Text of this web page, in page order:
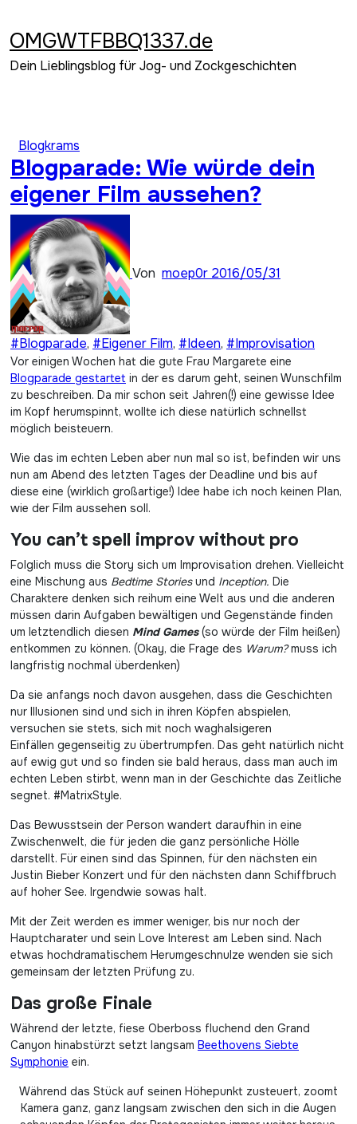
springen
OMGWTFBBQ1337.de
Dein Lieblingsblog für Jog- und Zockgeschichten
Blogkrams
Blogparade: Wie würde dein
eigener Film aussehen?
Von moep0r 2016/05/31
#Blogparade, #Eigener Film, #Ideen, #Improvisation
Vor einigen Wochen hat die gute Frau Margarete eine
Blogparade gestartet in der es darum geht, seinen Wunschfilm
zu beschreiben. Da mir schon seit Jahren(!) eine gewisse Idee
im Kopf herumspinnt, wollte ich diese natürlich schnellst
möglich beisteuern.
Wie das im echten Leben aber nun mal so ist, befinden wir uns
nun am Abend des letzten Tages der Deadline und bis auf
diese eine (wirklich großartige!) Idee habe ich noch keinen Plan,
wie der Film aussehen soll.
You can’t spell improv without pro
Folglich muss die Story sich um Improvisation drehen. Vielleicht
eine Mischung aus Bedtime Storiesund Inception. Die
Charaktere denken sich reihum eine Welt aus und die anderen
müssen darin Aufgaben bewältigen und Gegenstände finden
um letztendlich diesen Mind Games(so würde der Film heißen)
entkommen zu können. (Okay, die Frage des Warum?muss ich
langfristig nochmal überdenken)
Da sie anfangs noch davon ausgehen, dass die Geschichten
nur Illusionen sind und sich in ihren Köpfen abspielen,
versuchen sie stets, sich mit noch waghalsigeren
Einfällen gegenseitig zu übertrumpfen. Das geht natürlich nicht
auf ewig gut und so finden sie bald heraus, dass man auch im
echten Leben stirbt, wenn man in der Geschichte das Zeitliche
segnet. #MatrixStyle.
Das Bewusstsein der Person wandert daraufhin in eine
Zwischenwelt, die für jeden die ganz persönliche Hölle
darstellt. Für einen sind das Spinnen, für den nächsten ein
Justin Bieber Konzert und für den nächsten dann Schiffbruch
auf hoher See. Irgendwie sowas halt.
Mit der Zeit werden es immer weniger, bis nur noch der
Hauptcharater und sein Love Interest am Leben sind. Nach
etwas hochdramatischem Herumgeschnulze wenden sie sich
gemeinsam der letzten Prüfung zu.
Das große Finale
Während der letzte, fiese Oberboss fluchend den Grand
Canyon hinabstürzt setzt langsam Beethovens Siebte
Symphonie ein.
Während das Stück auf seinen Höhepunkt zusteuert, zoomt
Kamera ganz, ganz langsam zwischen den sich in die Augen